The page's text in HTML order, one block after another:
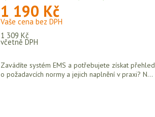
1 190 Kč
Vaše cena bez DPH
1 309 Kč
včetně DPH
Zavádíte systém EMS a potřebujete získat přehled
o požadavcích normy a jejich naplnění v praxi? N...